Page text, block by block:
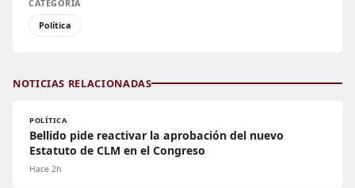
CATEGORÍA
Política
NOTICIAS RELACIONADAS
POLÍTICA
Bellido pide reactivar la aprobación del nuevo
Estatuto de CLM en el Congreso
Hace 2h